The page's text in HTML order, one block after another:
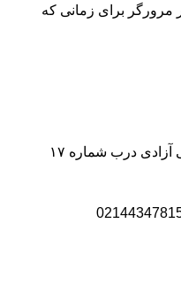
مرورگر برای زمانی که
درب شماره ۱۷